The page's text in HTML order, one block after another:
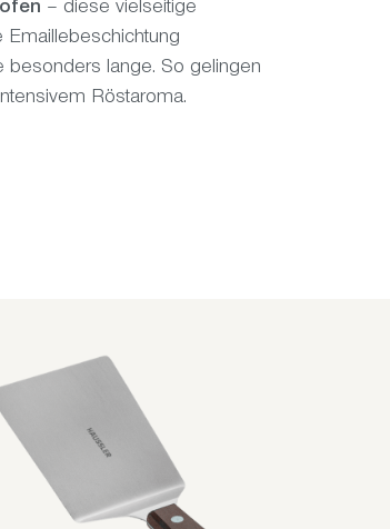
– diese vielseitige
besonders lange. So gelingen
Röstaroma.